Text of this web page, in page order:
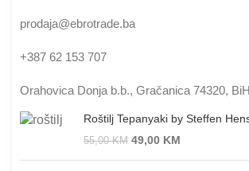
prodaja@ebrotrade.ba
+387 62 153 707
Orahovica Donja b.b., Gračanica 74320, BiH
Roštilj Tepanyaki by Steffen
55,00KM 49,00 KM